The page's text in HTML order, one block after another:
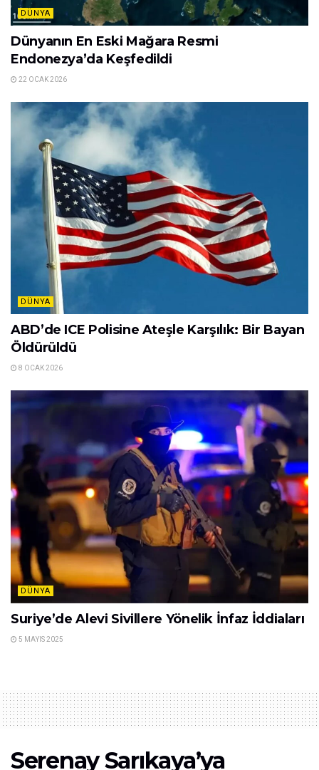
DÜNYA
Dünyanın En Eski Mağara Resmi
Endonezya’da Keşfedildi
22 OCAK 2026
DÜNYA
ABD’de ICE Polisine Ateşle Karşılık: Bir Bayan
Öldürüldü
8 OCAK 2026
DÜNYA
Suriye’de Alevi Sivillere Yönelik İnfaz İddiaları
5 MAYIS 2025
Serenay Sarıkaya’ya